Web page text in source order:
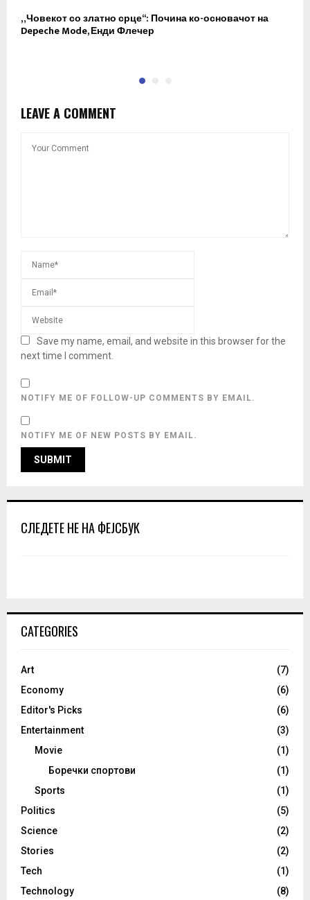
„Човекот со златно срце“: Почина ко-основачот на
Depeche Mode, Енди Флечер
LEAVE A COMMENT
Save my name, email, and website in this browser for the
next time I comment.
NOTIFY ME OF FOLLOW-UP COMMENTS BY EMAIL.
NOTIFY ME OF NEW POSTS BY EMAIL.
СЛЕДЕТЕ НЕ НА ФЕЈСБУК
CATEGORIES
Art
(7)
Economy
(6)
Editor's Picks
(6)
Entertainment
(3)
Movie
(1)
Боречки спортови
(1)
Sports
(1)
Politics
(5)
Science
(2)
Stories
(2)
Tech
(1)
Technology
(8)